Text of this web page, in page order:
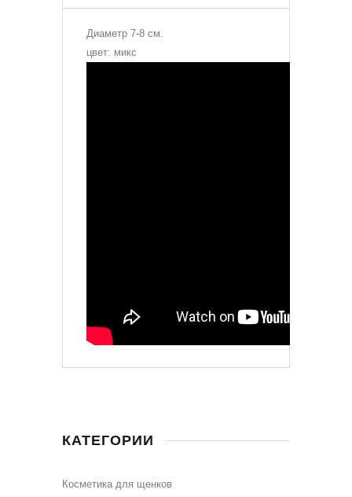
Диаметр 7-8 см.
цвет: микс
КАТЕГОРИИ
Косметика для щенков